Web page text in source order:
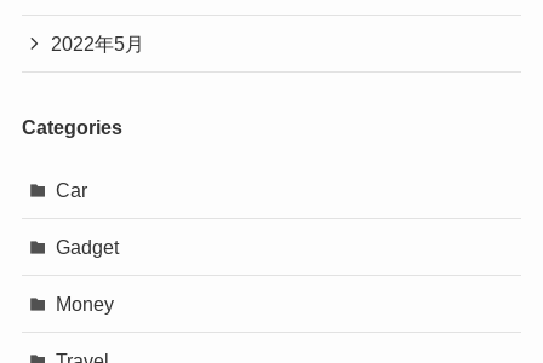
2022年5月
Categories
Car
Gadget
Money